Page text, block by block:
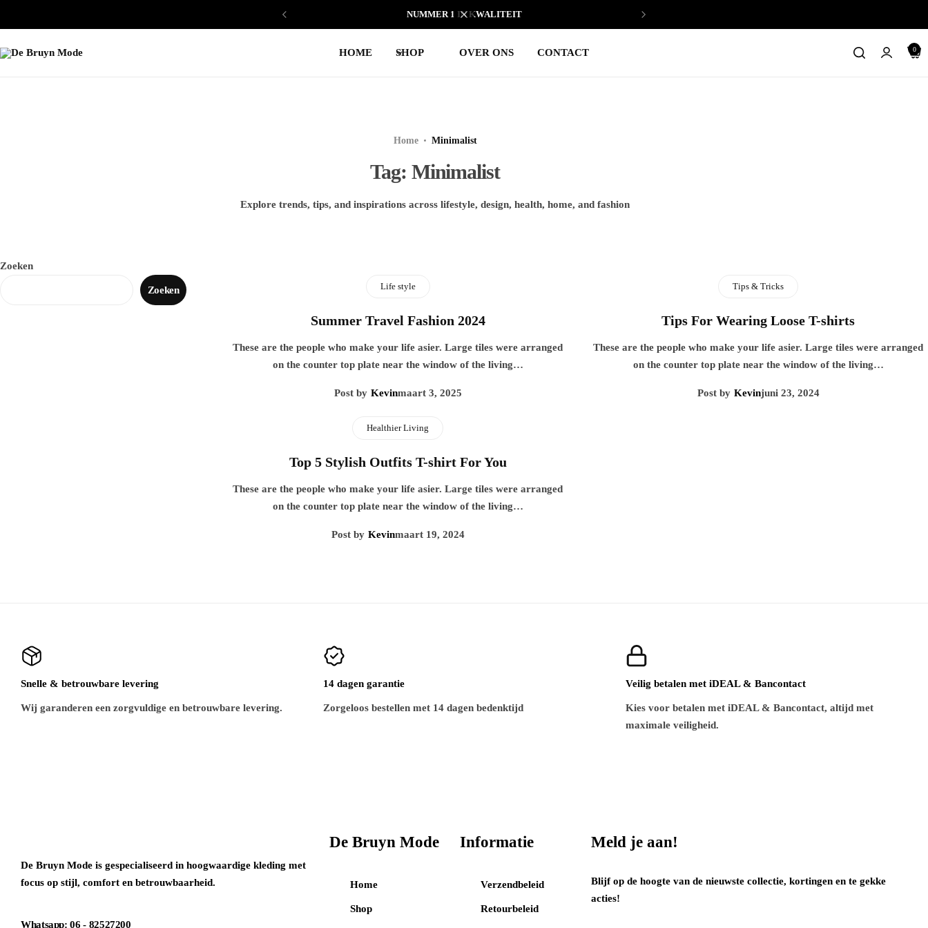
NUMMER 1 IN KWALITEIT
HOME SHOP OVER ONS CONTACT 0
Home Minimalist
Tag: Minimalist
Explore trends, tips, and inspirations across lifestyle, design, health, home, and fashion
Life style
Summer Travel Fashion 2024
These are the people who make your life asier. Large tiles were arranged
on the counter top plate near the window of the living…
Post by Kevinmaart 3, 2025
Tips & Tricks
Tips For Wearing Loose T-shirts
These are the people who make your life asier. Large tiles were arranged
on the counter top plate near the window of the living…
Post by Kevinjuni 23, 2024
Healthier Living
Top 5 Stylish Outfits T-shirt For You
These are the people who make your life asier. Large tiles were arranged
on the counter top plate near the window of the living…
Post by Kevinmaart 19, 2024
Zoeken
Zoeken
Snelle & betrouwbare levering
Wij garanderen een zorgvuldige en betrouwbare levering.
14 dagen garantie
Zorgeloos bestellen met 14 dagen bedenktijd
Veilig betalen met iDEAL & Bancontact
Kies voor betalen met iDEAL & Bancontact, altijd met
maximale veiligheid.
De Bruyn Mode is gespecialiseerd in hoogwaardige kleding met
focus op stijl, comfort en betrouwbaarheid.
Whatsapp: 06 - 82527200
De Bruyn Mode
Home
Shop
Informatie
Verzendbeleid
Retourbeleid
Meld je aan!
Blijf op de hoogte van de nieuwste collectie, kortingen en te gekke
acties!